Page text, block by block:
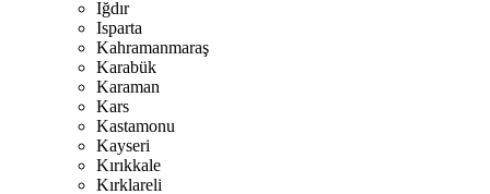
Iğdır
Isparta
Kahramanmaraş
Karabük
Karaman
Kars
Kastamonu
Kayseri
Kırıkkale
Kırklareli